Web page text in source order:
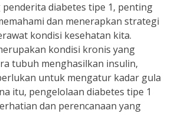
penderita diabetes tipe 1, penting
dan menerapkan strategi
kondisi kesehatan kita.
kondisi kronis yang
tubuh menghasilkan insulin,
untuk mengatur kadar gula
itu, pengelolaan diabetes tipe 1
dan perencanaan yang